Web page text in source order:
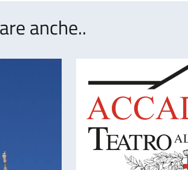
anche..